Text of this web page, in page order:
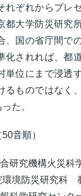
れぞれからプレ
都大学防災研究
、国の省庁間で
化されれば、都
位にまで浸透
ものではなく
た。
音順）
究機構火災科
境防災研究科